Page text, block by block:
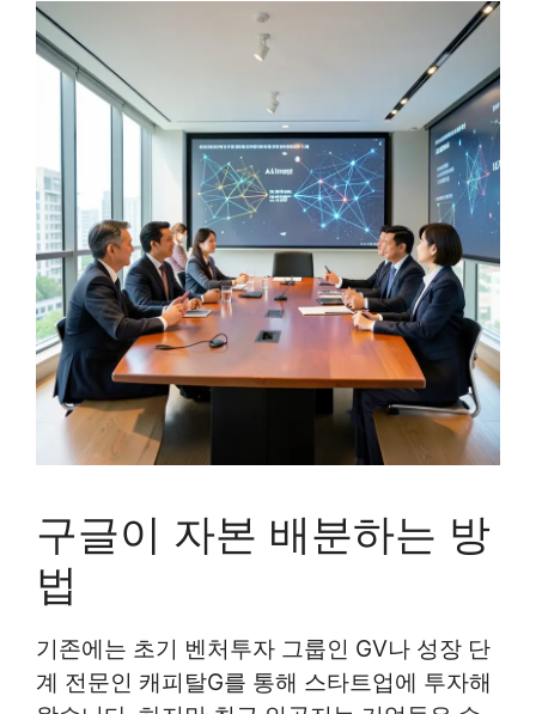
구글이 자본 배분하는 방
법
기존에는 초기 벤처투자 그룹인 GV나 성장 단
계 전문인 캐피탈G를 통해 스타트업에 투자해